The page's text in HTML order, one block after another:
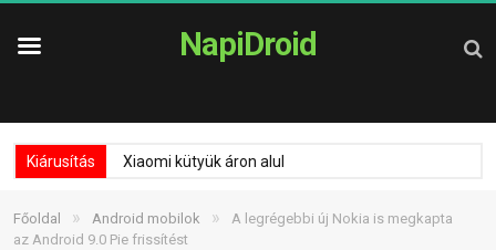
NapiDroid
Kiárusítás Xiaomi kütyük áron alul
Főoldal » Android mobilok »
A legrégebbi új Nokia is megkapta
az Android 9.0 Pie frissítést